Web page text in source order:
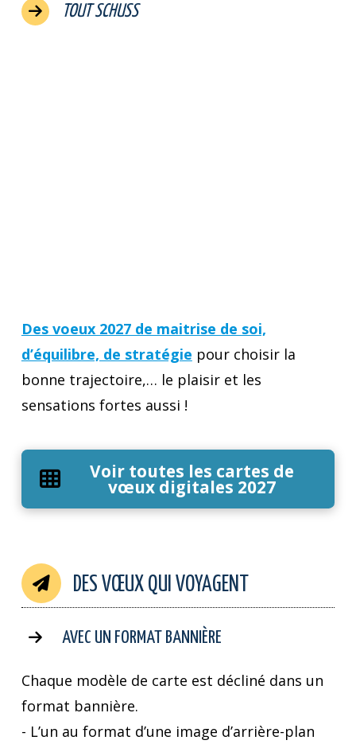
TOUT SCHUSS
Des voeux 2027 de maitrise de soi,
d’équilibre, de stratégie pour choisir la
bonne trajectoire,… le plaisir et les
sensations fortes aussi !
Voir toutes les cartes de
vœux digitales 2027
DES VŒUX QUI VOYAGENT
AVEC UN FORMAT BANNIÈRE
Chaque modèle de carte est décliné dans un
format bannière.
- L’un au format d’une image d’arrière-plan